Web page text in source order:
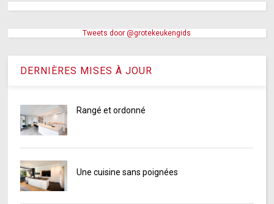
Tweets door @grotekeukengids
DERNIÈRES MISES À JOUR
Rangé et ordonné
Une cuisine sans poignées